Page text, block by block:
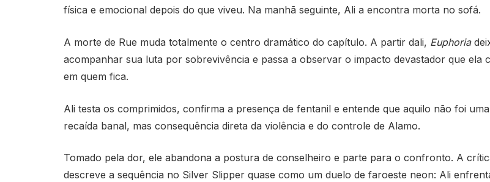
física e emocional depois do que viveu. Na manhã seguinte, Ali a encontra morta no sofá.
A morte de Rue muda totalmente o centro dramático do capítulo. A partir dali, Euphoria
acompanhar sua luta por sobrevivência e passa a observar o impacto devastador que ela
em quem fica.
Ali testa os comprimidos, confirma a presença de fentanil e entende que aquilo não foi uma
recaída banal, mas consequência direta da violência e do controle de Alamo.
Tomado pela dor, ele abandona a postura de conselheiro e parte para o confronto. A
descreve a sequência no Silver Slipper quase como um duelo de faroeste neon: Ali